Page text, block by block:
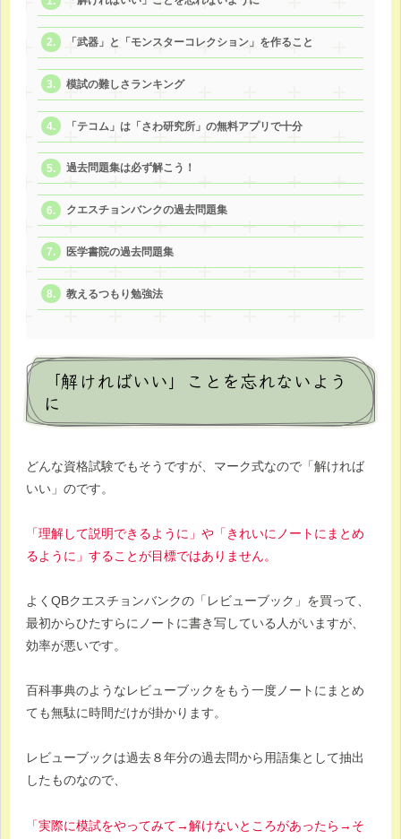
「武器」と「モンスターコレクション」を作ること
模試の難しさランキング
「テコム」は「さわ研究所」の無料アプリで十分
過去問題集は必ず解こう！
クエスチョンバンクの過去問題集
医学書院の過去問題集
教えるつもり勉強法
「解ければいい」ことを忘れないよう
に
どんな資格試験でもそうですが、マーク式なので「解ければ
いい」のです。
「理解して説明できるように」や「きれいにノートにまとめ
るように」することが目標ではありません。
よくQBクエスチョンバンクの「レビューブック」を買って、
最初からひたすらにノートに書き写している人がいますが、
効率が悪いです。
百科事典のようなレビューブックをもう一度ノートにまとめ
ても無駄に時間だけが掛かります。
レビューブックは過去８年分の過去問から用語集として抽出
したものなので、
「実際に模試をやってみて→解けないところがあったら→そ